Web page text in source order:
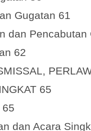
Gugatan 61
dan Pencabutan
62
65
65
dan Acara